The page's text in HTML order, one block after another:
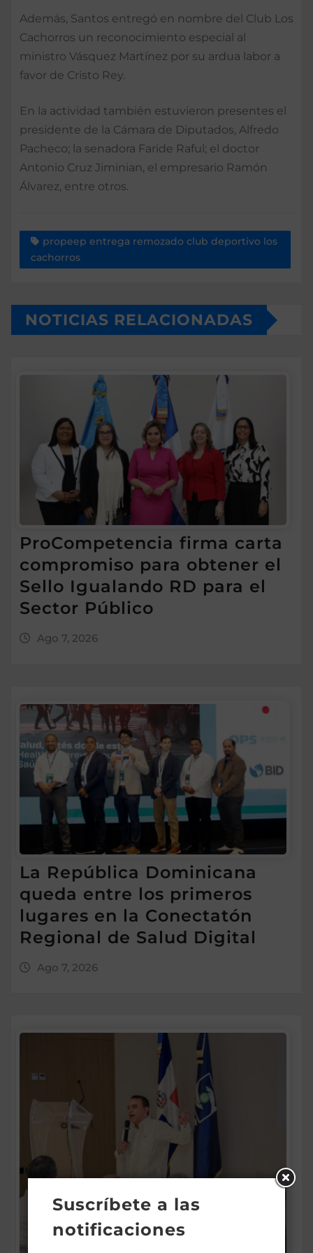
Además, Santos entregó en nombre del Club Los
Cachorros un reconocimiento especial al
ministro Vásquez Martínez por su ardua labor a
favor de Cristo Rey.
En la actividad también estuvieron presentes el
presidente de la Cámara de Diputados, Alfredo
Pacheco; la senadora Faride Raful; el doctor
Antonio Cruz Jiminian, el empresario Ramón
Álvarez, entre otros.
propeep entrega remozado club deportivo los
cachorros
NOTICIAS RELACIONADAS
ProCompetencia firma carta
compromiso para obtener el
Sello Igualando RD para el
Sector Público
Ago 7, 2026
La República Dominicana
queda entre los primeros
lugares en la Conectatón
Regional de Salud Digital
Ago 7, 2026
Suscríbete a las
notificaciones